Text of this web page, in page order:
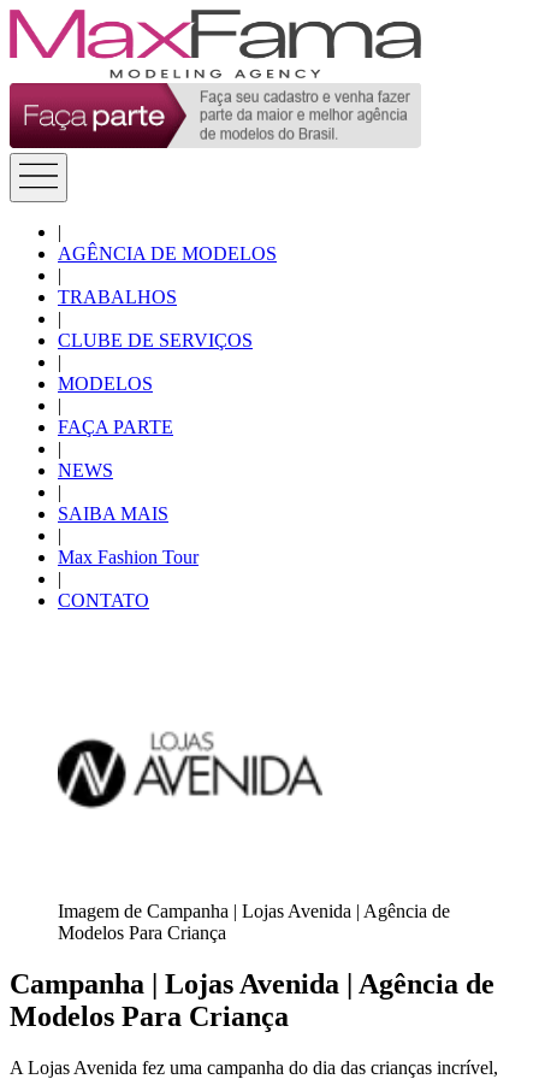
|
AGÊNCIA DE MODELOS
|
TRABALHOS
|
CLUBE DE SERVIÇOS
|
MODELOS
|
FAÇA PARTE
|
NEWS
|
SAIBA MAIS
|
Max Fashion Tour
|
CONTATO
Imagem de Campanha | Lojas Avenida | Agência de
Modelos Para Criança
Campanha | Lojas Avenida | Agência de
Modelos Para Criança
A Lojas Avenida fez uma campanha do dia das crianças incrível,